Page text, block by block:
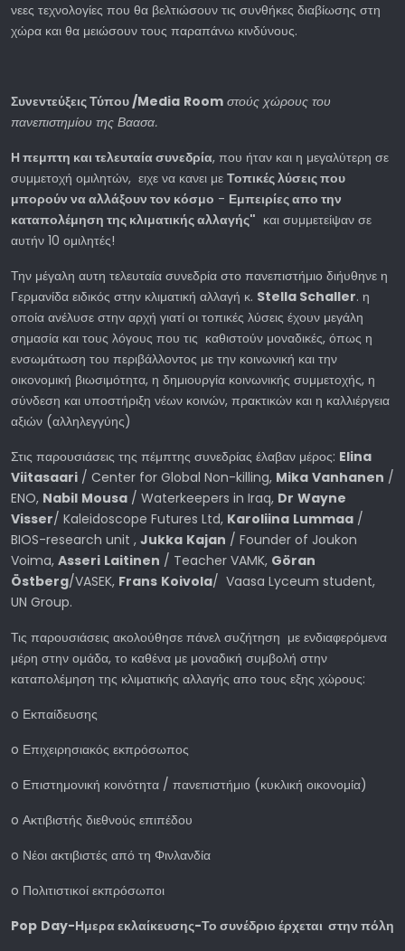
νεες τεχνολογίες που θα βελτιώσουν τις συνθήκες διαβίωσης στη
χώρα και θα μειώσουν τους παραπάνω κινδύνους.
Συνεντεύξεις Τύπου /Media Room στούς χώρους του
πανεπιστημίου της Βαασα.
Η πεμπτη και τελευταία συνεδρία, που ήταν και η μεγαλύτερη σε
συμμετοχή ομιλητών, ειχε να κανει με Τοπικές λύσεις που
μπορούν να αλλάξουν τον κόσμο - Εμπειρίες απο την
καταπολέμηση της κλιματικής αλλαγής" και συμμετείψαν σε
αυτήν 10 ομιλητές!
Την μέγαλη αυτη τελευταία συνεδρία στο πανεπιστήμιο διήυθηνε η
Γερμανίδα ειδικός στην κλιματική αλλαγή κ. Stella Schaller. η
οποία ανέλυσε στην αρχή γιατί οι τοπικές λύσεις έχουν μεγάλη
σημασία και τους λόγους που τις καθιστούν μοναδικές, όπως η
ενσωμάτωση του περιβάλλοντος με την κοινωνική και την
οικονομική βιωσιμότητα, η δημιουργία κοινωνικής συμμετοχής, η
σύνδεση και υποστήριξη νέων κοινών, πρακτικών και η καλλιέργεια
αξιών (αλληλεγγύης)
Στις παρουσιάσεις της πέμπτης συνεδρίας έλαβαν μέρος: Elina
Viitasaari / Center for Global Non-killing, Mika Vanhanen /
ENO, Nabil Mousa / Waterkeepers in Iraq, Dr Wayne
Visser/ Kaleidoscope Futures Ltd, Karoliina Lummaa /
BIOS-research unit , Jukka Kajan / Founder of Joukon
Voima, Asseri Laitinen / Teacher VAMK, Göran
Östberg/VASEK, Frans Koivola/ Vaasa Lyceum student,
UN Group.
Τις παρουσιάσεις ακολούθησε πάνελ συζήτηση με ενδιαφερόμενα
μέρη στην ομάδα, το καθένα με μοναδική συμβολή στην
καταπολέμηση της κλιματικής αλλαγής απο τους εξης χώρους:
o Εκπαίδευσης
o Επιχειρησιακός εκπρόσωπος
o Επιστημονική κοινότητα / πανεπιστήμιο (κυκλική οικονομία)
o Ακτιβιστής διεθνούς επιπέδου
o Νέοι ακτιβιστές από τη Φινλανδία
o Πολιτιστικοί εκπρόσωποι
Pop Day-Ημερα εκλαίκευσης-Το συνέδριο έρχεται στην πόλη